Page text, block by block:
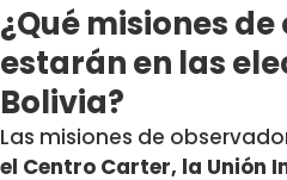
¿Qué misiones
estarán en las
Bolivia?
Las misiones de
el Centro Carter, la Unión